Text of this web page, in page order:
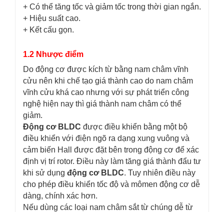
+ Có thể tăng tốc và giảm tốc trong thời gian ngắn.
+ Hiệu suất cao.
+ Kết cấu gọn.
1.2 Nhược điểm
Do động cơ được kích từ bằng nam châm vĩnh
cửu nên khi chế tạo giá thành cao do nam châm
vĩnh cửu khá cao nhưng với sự phát triển công
nghệ hiện nay thì giá thành nam châm có thể
giảm.
Động cơ BLDC được điều khiển bằng một bộ
điều khiển với điện ngõ ra dạng xung vuông và
cảm biến Hall được đặt bên trong động cơ để xác
định vị trí rotor. Điều này làm tăng giá thành đẩu tư
khi sử dụng động cơ BLDC. Tuy nhiên điều này
cho phép điều khiển tốc độ và mômen động cơ dễ
dàng, chính xác hơn.
Nếu dùng các loại nam châm sắt từ chúng dễ từ